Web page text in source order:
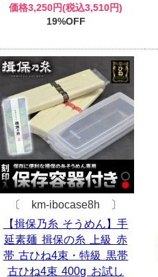
価格3,250円(税込3,510円)
19%OFF
〔 km-ibocase8h 〕
【揖保乃糸 そうめん】手
延素麺 揖保の糸 上級 赤
帯 古ひね4束・特級 黒帯
古ひね4束 400g お試し